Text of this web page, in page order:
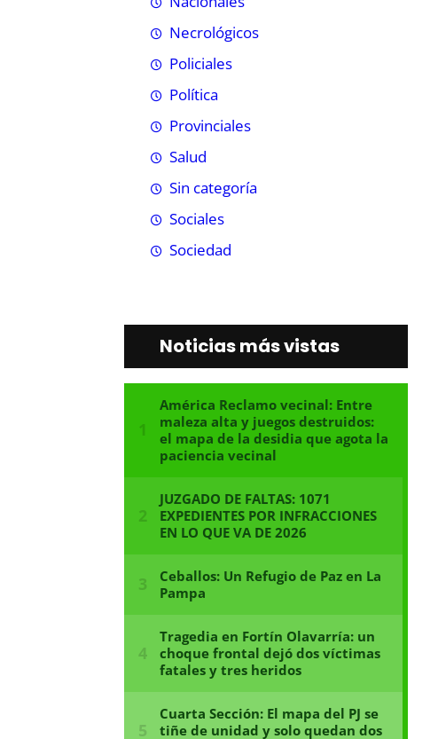
Necrológicos
Policiales
Política
Provinciales
Salud
Sin categoría
Sociales
Sociedad
Noticias más vistas